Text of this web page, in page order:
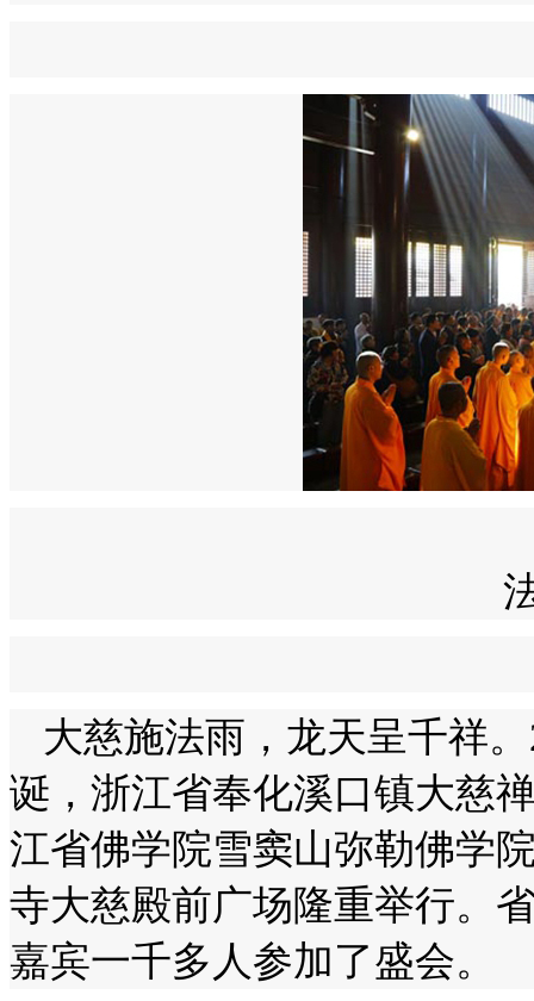
大慈施法雨，龙天呈千祥
诞，浙江省奉化溪口镇大慈
江省佛学院雪窦山弥勒佛学
寺大慈殿前广场隆重举行。
嘉宾一千多人参加了盛会。